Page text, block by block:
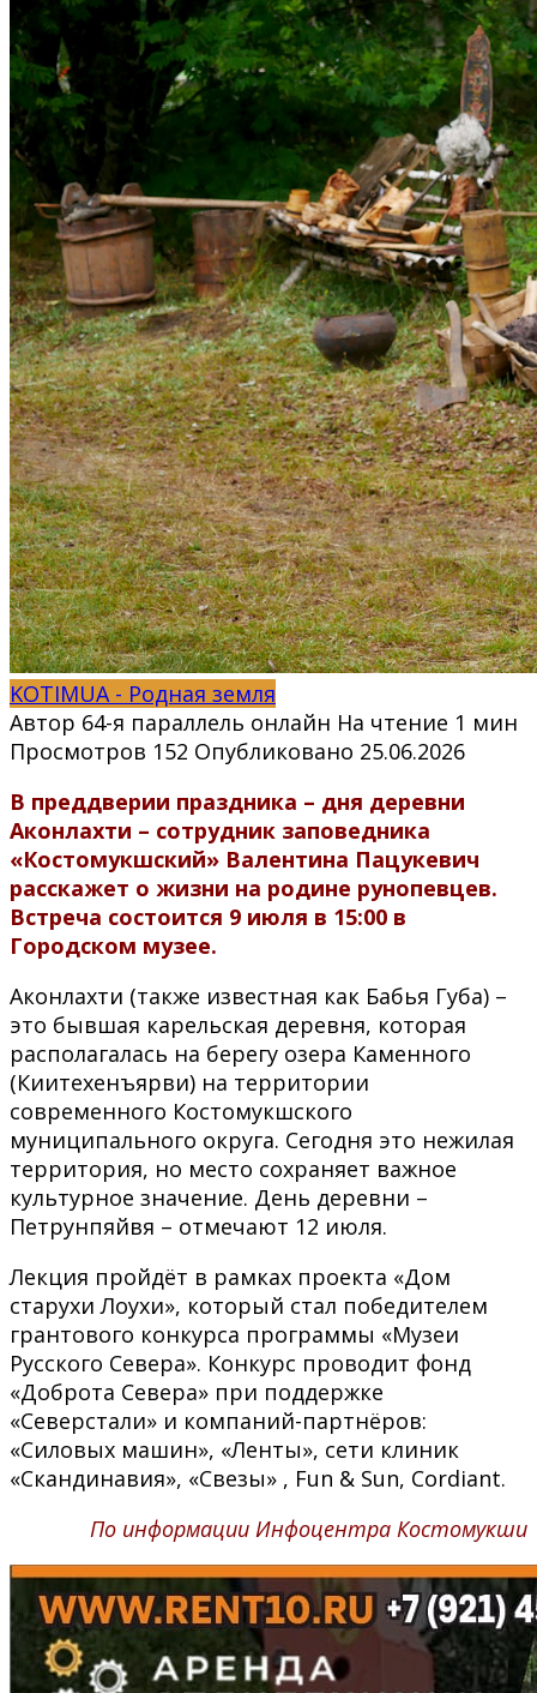
KOTIMUA - Родная земля
Автор 64-я параллель онлайн На чтение 1 мин
Просмотров 152 Опубликовано 25.06.2026
В преддверии праздника – дня деревни
Аконлахти – сотрудник заповедника
«Костомукшский» Валентина Пацукевич
расскажет о жизни на родине рунопевцев.
Встреча состоится 9 июля в 15:00 в
Городском музее.
Аконлахти (также известная как Бабья Губа) –
это бывшая карельская деревня, которая
располагалась на берегу озера Каменного
(Киитехенъярви) на территории
современного Костомукшского
муниципального округа. Сегодня это нежилая
территория, но место сохраняет важное
культурное значение. День деревни –
Петрунпяйвя – отмечают 12 июля.
Лекция пройдёт в рамках проекта «Дом
старухи Лоухи», который стал победителем
грантового конкурса программы «Музеи
Русского Севера». Конкурс проводит фонд
«Доброта Севера» при поддержке
«Северстали» и компаний-партнёров:
«Силовых машин», «Ленты», сети клиник
«Скандинавия», «Свезы» , Fun & Sun, Cordiant.
По информации Инфоцентра Костомукши